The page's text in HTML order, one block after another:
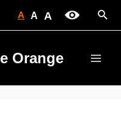
A A A
Orange